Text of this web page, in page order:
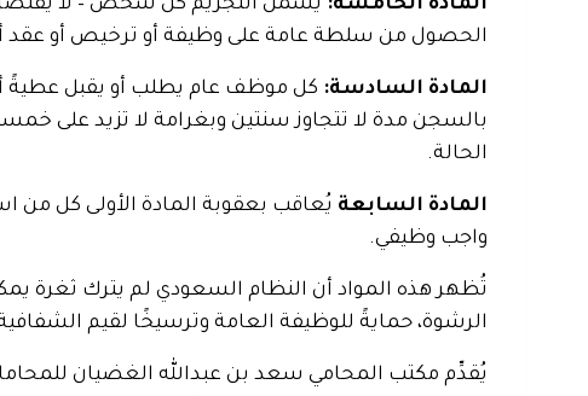
المادة الخامسة: يشمل التجريم كل شخص – لا يقتصر
الحصول من سلطة عامة على وظيفة أو ترخيص أو عقد أو
المادة السادسة: كل موظف عام يطلب أو يقبل عطيةً
بالسجن مدة لا تتجاوز سنتين وبغرامة لا تزيد على
الحالة.
المادة السابعة يُعاقب بعقوبة المادة الأولى كل من
واجب وظيفي.
تُظهر هذه المواد أن النظام السعودي لم يترك ثغرة
الرشوة، حمايةً للوظيفة العامة وترسيخًا لقيم
يُقدِّم مكتب المحامي سعد بن عبدالله الغضيان